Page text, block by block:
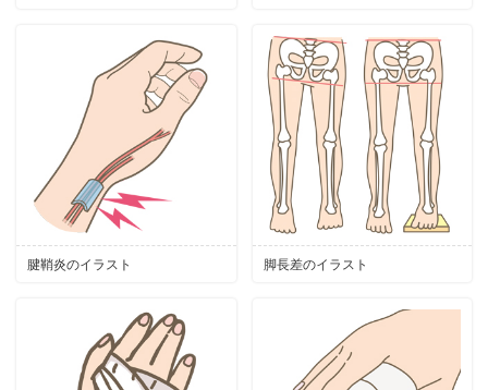
腱鞘炎のイラスト 脚長差のイラスト